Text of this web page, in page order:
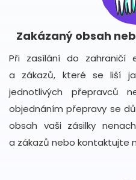
Zakázaný obsah
Při zasílání do zahraničí
a zákazů, které se liší
jednotlivých přepravců
objednáním přepravy se
obsah vaši zásilky
a zákazů nebo kontaktujte